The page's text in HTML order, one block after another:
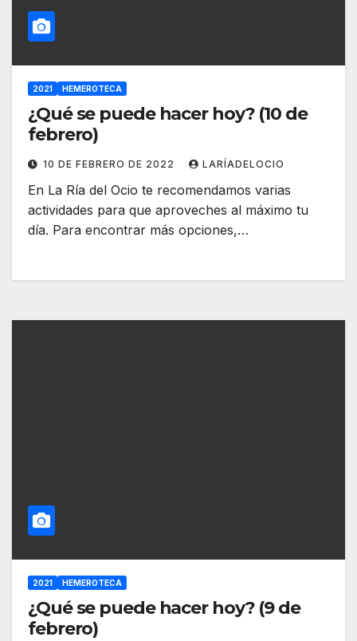
2021 HEMEROTECA
¿Qué se puede hacer hoy? (10 de
febrero)
10 DE FEBRERO DE 2022 LARÍADELOCIO
En La Ría del Ocio te recomendamos varias
actividades para que aproveches al máximo tu
día. Para encontrar más opciones,…
2021 HEMEROTECA
¿Qué se puede hacer hoy? (9 de
febrero)